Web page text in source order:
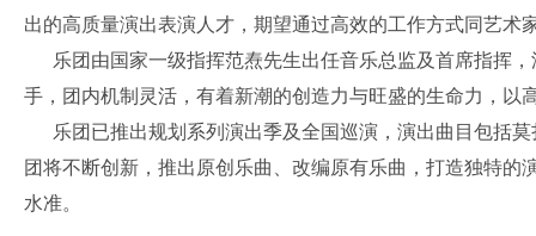
出的高质量演出表演人才，期望通过高效的工作方式同艺术
乐团由国家一级指挥范焘先生出任音乐总监及首席指挥，
手，团内机制灵活，有着新潮的创造力与旺盛的生命力，
乐团已推出规划系列演出季及全国巡演，演出曲目包括莫
团将不断创新，推出原创乐曲、改编原有乐曲，打造独特
水准。